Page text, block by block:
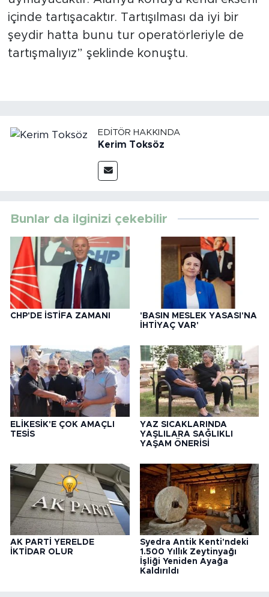
içinde tartışacaktır. Tartışılması da iyi bir
şeydir hatta bunu tur operatörleriyle de
tartışmalıyız” şeklinde konuştu.
EDITÖR HAKKINDA
Kerim Toksöz
Bunlar da ilginizi çekebilir
CHP'DE İSTİFA ZAMANI
'BASIN MESLEK YASASI'NA
İHTİYAÇ VAR'
ELİKESİK'E ÇOK AMAÇLI
TESİS
YAZ SICAKLARINDA
YAŞLILARA SAĞLIKLI
YAŞAM ÖNERİSİ
AK PARTİ YERELDE
İKTİDAR OLUR
Syedra Antik Kenti'ndeki
1.500 Yıllık Zeytinyağı
İşliği Yeniden Ayağa
Kaldırıldı